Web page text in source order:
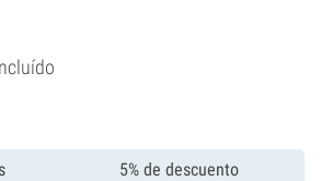
5% de descuento